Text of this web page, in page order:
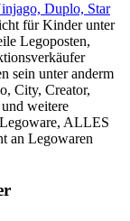
Duplo, Star
für Kinder unter
Legoposten,
sein unter anderm
City, Creator,
weitere
ALLES
an Legowaren